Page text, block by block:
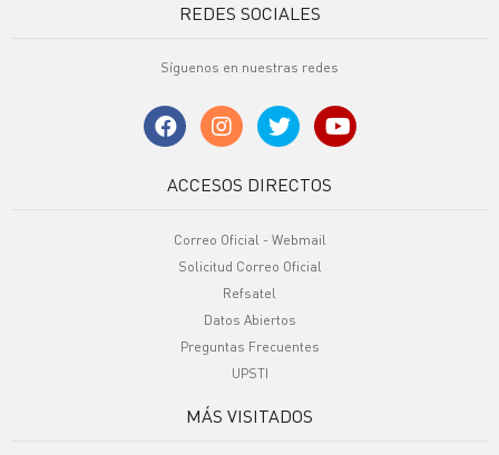
REDES SOCIALES
Síguenos en nuestras redes
ACCESOS DIRECTOS
Correo Oficial - Webmail
Solicitud Correo Oficial
Refsatel
Datos Abiertos
Preguntas Frecuentes
UPSTI
MÁS VISITADOS